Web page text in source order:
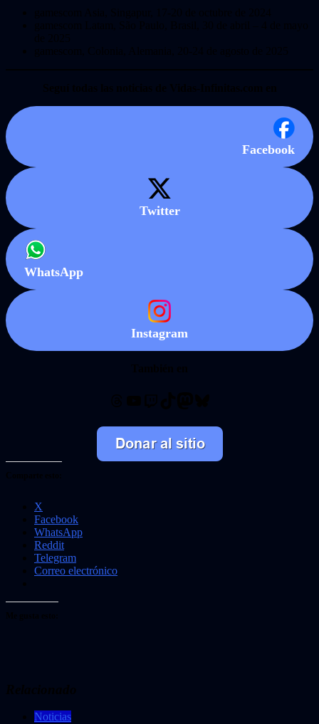
Facebook
Twitter
WhatsApp
Instagram
X
Facebook
WhatsApp
Reddit
Telegram
Correo electrónico
Noticias